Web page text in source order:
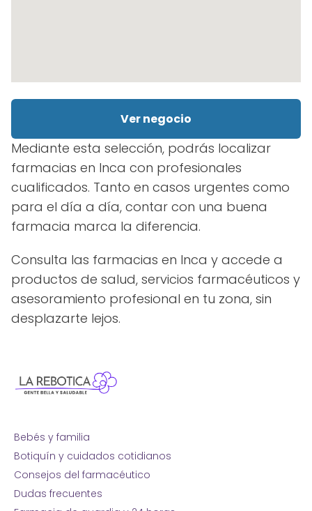
Ver negocio
Mediante esta selección, podrás localizar
farmacias en Inca con profesionales
cualificados. Tanto en casos urgentes como
para el día a día, contar con una buena
farmacia marca la diferencia.
Consulta las farmacias en Inca y accede a
productos de salud, servicios farmacéuticos y
asesoramiento profesional en tu zona, sin
desplazarte lejos.
Bebés y familia
Botiquín y cuidados cotidianos
Consejos del farmacéutico
Dudas frecuentes